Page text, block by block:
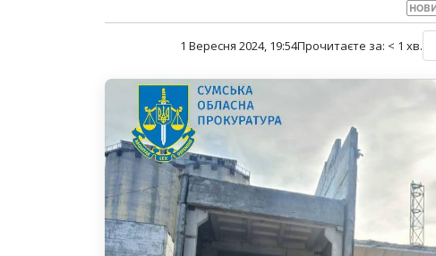
1 Вересня 2024, 19:54Прочитаєте за: < 1 хв.